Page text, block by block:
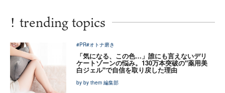
! trending topics
#PR#オトナ磨き
「気になる、この色…」誰にも言えないデリ
ケートゾーンの悩み。130万本突破の"薬用美
白ジェル"で自信を取り戻した理由
by by them 編集部